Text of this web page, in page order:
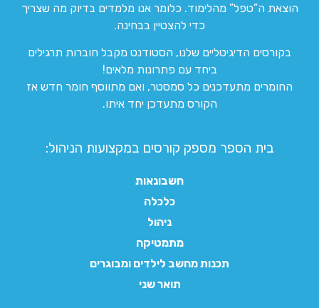
הוצאת ה”טפל” מהלימוד. כלומר אנו מלמדים בדיוק מה שצריך
כדי להצטיין בבחינה.
בקורסים הדיגיטליים שלנו, הסטודנט מקבל חוברות תרגילים
ביחד עם פתרונות מלאים!
החומרים מתעדכנים כל סמסטר, ואם מתווסף חומר חדש אז
הקורס מתעדכן יחד איתו.
בית הספר מספק קורסים במקצועות הניהול:
חשבונאות
כלכלה
ניהול
מתמטיקה
תכנות מחשב לילדים ומבוגרים
תואר שני